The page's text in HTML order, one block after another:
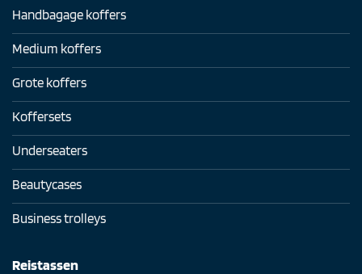
Handbagage koffers
Medium koffers
Grote koffers
Koffersets
Underseaters
Beautycases
Business trolleys
Reistassen